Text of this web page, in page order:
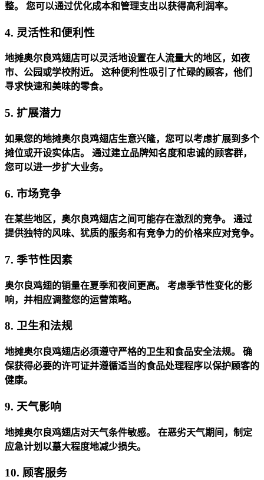
整。
您可以通过优化成本和管理支出以获得高利润率。
4. 灵活性和便利性
地摊奥尔良鸡翅店可以灵活地设置在人流量大的地区，如夜
市、公园或学校附近。
这种便利性吸引了忙碌的顾客，他们
寻求快速和美味的零食。
5. 扩展潜力
如果您的地摊奥尔良鸡翅店生意兴隆，您可以考虑扩展到多个
摊位或开设实体店。
通过建立品牌知名度和忠诚的顾客群，
您可以进一步扩大业务。
6. 市场竞争
在某些地区，奥尔良鸡翅店之间可能存在激烈的竞争。
通过
提供独特的风味、犹质的服务和有竞争力的价格来应对竞争。
7. 季节性因素
奥尔良鸡翅的销量在夏季和夜间更高。
考虑季节性变化的影
响，并相应调整您的运营策略。
8. 卫生和法规
地摊奥尔良鸡翅店必须遵守严格的卫生和食品安全法规。
确
保获得必要的许可证并遵循适当的食品处理程序以保护顾客的
健康。
9. 天气影响
地摊奥尔良鸡翅店对天气条件敏感。
在恶劣天气期间，制定
应急计划以蕞大程度地减少损失。
10. 顾客服务